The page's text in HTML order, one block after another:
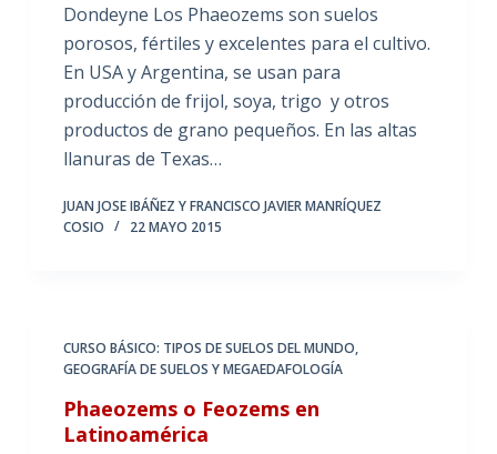
Dondeyne Los Phaeozems son suelos
porosos, fértiles y excelentes para el cultivo.
En USA y Argentina, se usan para
producción de frijol, soya, trigo y otros
productos de grano pequeños. En las altas
llanuras de Texas…
JUAN JOSE IBÁÑEZ Y FRANCISCO JAVIER MANRÍQUEZ
COSIO
22 MAYO 2015
CURSO BÁSICO: TIPOS DE SUELOS DEL MUNDO,
GEOGRAFÍA DE SUELOS Y MEGAEDAFOLOGÍA
Phaeozems o Feozems en
Latinoamérica